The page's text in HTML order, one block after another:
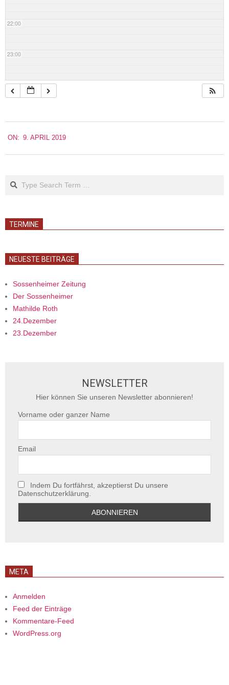
22:00
23:00
04-
09
ON: 9. APRIL 2019
TERMINE
NEUESTE BEITRÄGE
Sossenheimer Zeitung
Der Sossenheimer
Mathilde Roth
24.Dezember
23.Dezember
NEWSLETTER
Hier können Sie unseren Newsletter abonnieren!
Vorname oder ganzer Name
Email
Indem Du fortfährst, akzeptierst Du unsere
Datenschutzerklärung.
META
Anmelden
Feed der Einträge
Kommentare-Feed
WordPress.org